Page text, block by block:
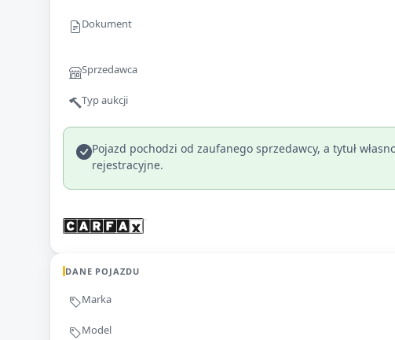
Dokument
Sprzedawca
Typ aukcji
Pojazd pochodzi od zaufanego sprzedawcy, a tytuł
rejestracyjne.
DANE POJAZDU
Marka
Model